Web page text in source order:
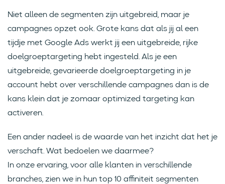
Niet alleen de segmenten zijn uitgebreid, maar je
campagnes opzet ook. Grote kans dat als jij al een
tijdje met Google Ads werkt jij een uitgebreide, rijke
doelgroeptargeting hebt ingesteld. Als je een
uitgebreide, gevarieerde doelgroeptargeting in je
account hebt over verschillende campagnes dan is de
kans klein dat je zomaar optimized targeting kan
activeren.
Een ander nadeel is de waarde van het inzicht dat het je
verschaft. Wat bedoelen we daarmee?
In onze ervaring, voor alle klanten in verschillende
branches, zien we in hun top 10 affiniteit segmenten